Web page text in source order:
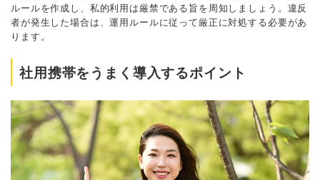
ルールを作成し、私的利用は厳禁である旨を周知しましょう。違反
者が発生した場合は、運用ルールに従って厳正に対処する必要があ
ります。
社用携帯をうまく導入するポイント